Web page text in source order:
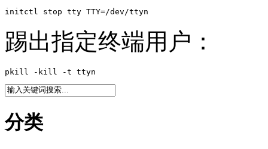
initctl stop tty TTY=/dev/ttyn
踢出指定终端用户：
pkill -kill -t ttyn
分类